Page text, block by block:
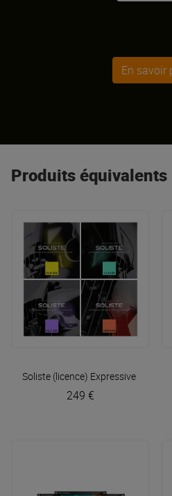
En savoir
Produits équivalents
Soliste (licence) Expressive E
249 €